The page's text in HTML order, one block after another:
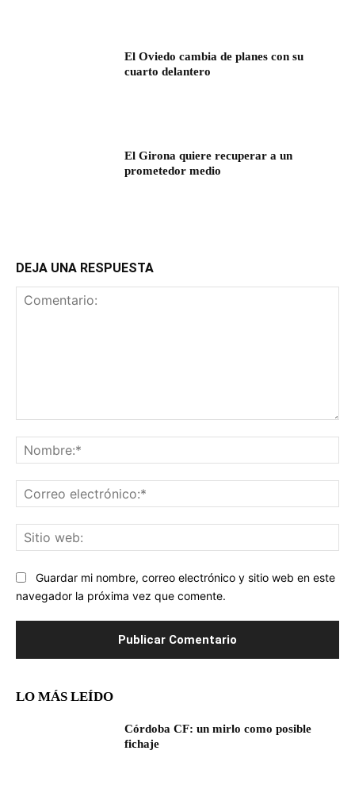
El Oviedo cambia de planes con su
cuarto delantero
El Girona quiere recuperar a un
prometedor medio
DEJA UNA RESPUESTA
Guardar mi nombre, correo electrónico y sitio web en este
navegador la próxima vez que comente.
LO MÁS LEÍDO
Córdoba CF: un mirlo como posible
fichaje